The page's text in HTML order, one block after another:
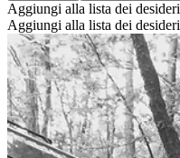
Aggiungi alla lista dei desideri
Aggiungi alla lista dei desideri